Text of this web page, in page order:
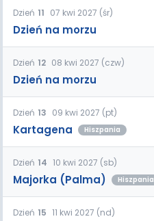
Dzień 11 07 kwi 2027 (śr)
Dzień na morzu
Dzień 12 08 kwi 2027 (czw)
Dzień na morzu
Dzień 13 09 kwi 2027 (pt)
Kartagena Hiszpania
Dzień 14 10 kwi 2027 (sb)
Majorka (Palma) Hiszpania
Dzień 15 11 kwi 2027 (nd)